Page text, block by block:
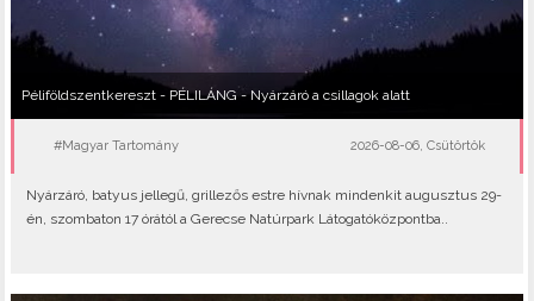
Péliföldszentkereszt - PÉLILÁNG - Nyárzáró a csillagok alatt
#Magyar Tartomány 2026-08-06, Csütörtök
Nyárzáró, batyus jellegű, grillezős estre hívnak mindenkit augusztus 29-
én, szombaton 17 órától a Gerecse Natúrpark Látogatóközpontba..